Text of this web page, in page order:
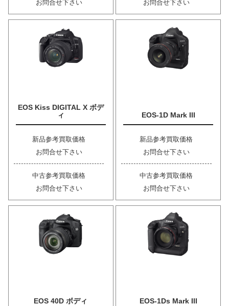
お問合せ下さい
お問合せ下さい
EOS Kiss DIGITAL X ボデ
ィ
新品参考買取価格
お問合せ下さい
中古参考買取価格
お問合せ下さい
EOS-1D Mark III
新品参考買取価格
お問合せ下さい
中古参考買取価格
お問合せ下さい
EOS 40D ボディ EOS-1Ds Mark III